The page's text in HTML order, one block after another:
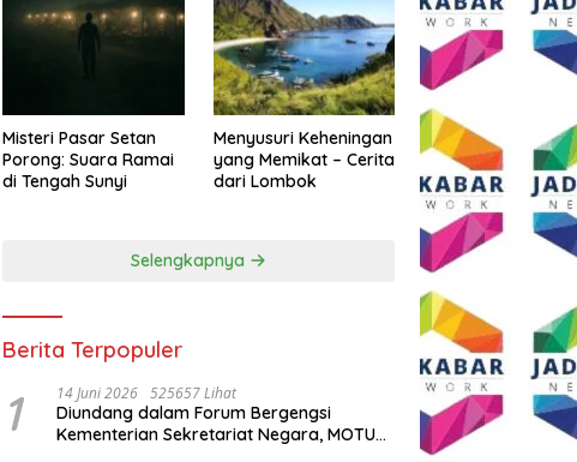
Misteri Pasar Setan
Porong: Suara Ramai
di Tengah Sunyi
Menyusuri Keheningan
yang Memikat – Cerita
dari Lombok
Selengkapnya
Berita Terpopuler
1 14 Juni 2026 525657 Lihat
Diundang dalam Forum Bergengsi
Kementerian Sekretariat Negara, MOTU